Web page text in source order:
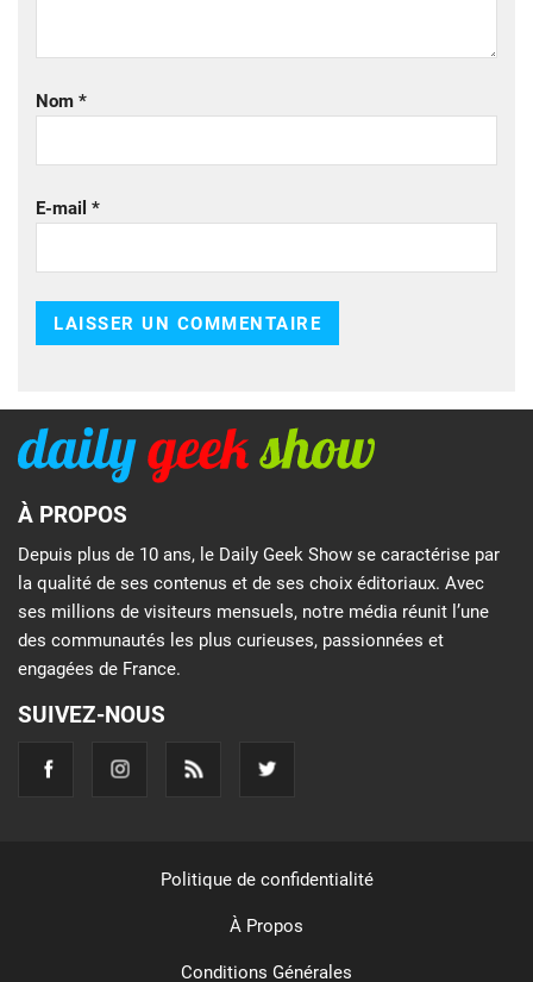
Nom *
E-mail *
À PROPOS
Depuis plus de 10 ans, le Daily Geek Show se caractérise par
la qualité de ses contenus et de ses choix éditoriaux. Avec
ses millions de visiteurs mensuels, notre média réunit l’une
des communautés les plus curieuses, passionnées et
engagées de France.
SUIVEZ-NOUS
Politique de confidentialité
À Propos
Conditions Générales